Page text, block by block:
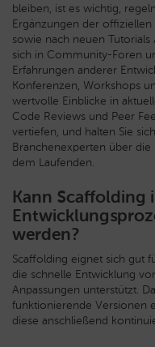
bleiben, ist es wichtig,
Ergänzungen der
sowie nach neuen Tutorials
sich in Community-Foren
Erfahrungen anderer
Konferenzen, Workshops
wertvolle Einblicke in
Code Reviews und Peer
vertiefen, und halten Sie
Branchenexperten über die
dem Laufenden.
Kann Scaffolding
werden?
Scaffolding eignet sich gut
die schnelle Entwicklung
Anpassungen unterstützt.
funktionierende Versionen
diese anschließend